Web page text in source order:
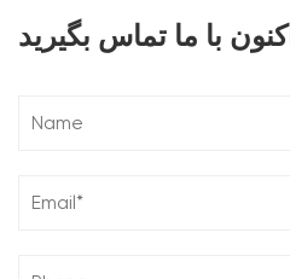
اکنون با ما تماس بگیرید